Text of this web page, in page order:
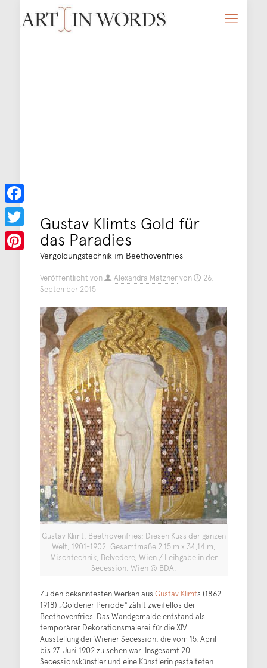
Gustav Klimts Gold für
das Paradies
Vergoldungstechnik im Beethovenfries
Veröffentlicht von Alexandra Matznervon
26.
September 2015
Gustav Klimt, Beethovenfries: Diesen Kuss der ganzen
Welt, 1901-1902, Gesamtmaße 2,15 m x 34,14 m,
Mischtechnik, Belvedere, Wien / Leihgabe in der
Secession, Wien © BDA.
Zu den bekanntesten Werken aus Gustav Klimts (1862–
1918) „Goldener Periode“ zählt zweifellos der
Beethovenfries. Das Wandgemälde entstand als
temporärer Dekorationsmalerei für die XIV.
Ausstellung der Wiener Secession, die vom 15. April
bis 27. Juni 1902 zu sehen war. Insgesamt 20
Secessionskünstler und eine Künstlerin gestalteten
Facebook
Twitter